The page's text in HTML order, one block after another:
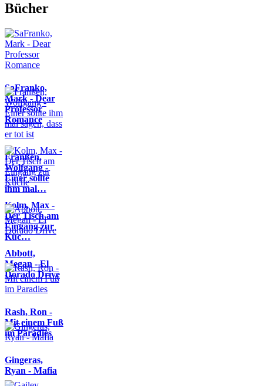
Bücher
SaFranko,
Mark - Dear
Professor
Romance
Franßen,
Wolfgang -
Einer sollte
ihm mal…
Kolm, Max -
Der Tisch am
Eingang zur
Küc…
Abbott,
Megan - El
Dorado Drive
Rash, Ron -
Mit einem Fuß
im Paradies
Gingeras,
Ryan - Mafia